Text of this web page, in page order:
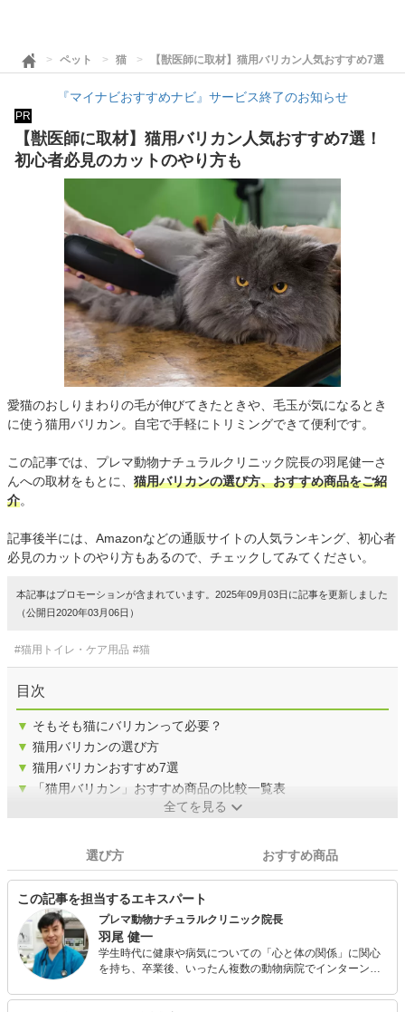
ペット 猫 【獣医師に取材】猫用バリカン人気おすすめ7選！
『マイナビおすすめナビ』サービス終了のお知らせ
PR
【獣医師に取材】猫用バリカン人気おすすめ7選！
初心者必見のカットのやり方も
愛猫のおしりまわりの毛が伸びてきたときや、毛玉が気になるとき
に使う猫用バリカン。自宅で手軽にトリミングできて便利です。
この記事では、プレマ動物ナチュラルクリニック院長の羽尾健一さ
んへの取材をもとに、 猫用バリカンの選び方、おすすめ商品をご紹
介。
記事後半には、Amazonなどの通販サイトの人気ランキング、初心者
必見のカットのやり方もあるので、チェックしてみてください。
本記事はプロモーションが含まれています。2025年09月03日に記事を更新しました
（公開日2020年03月06日）
#猫用トイレ・ケア用品 #猫
目次
▼ そもそも猫にバリカンって必要？
▼ 猫用バリカンの選び方
▼ 猫用バリカンおすすめ7選
▼
「猫用バリカン」おすすめ商品の比較一覧表
全てを見る
選び方 おすすめ商品
この記事を担当するエキスパート
プレマ動物ナチュラルクリニック院長
羽尾 健一
学生時代に健康や病気についての「心と体の関係」に関心
を持ち、卒業後、いったん複数の動物病院でインターンを
を3年間開業。その後、必要に応じて西洋医学も取り入れつ